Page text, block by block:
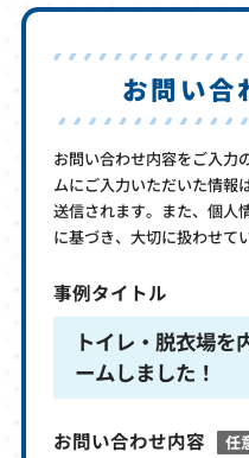
お問い合
お問い合わせ内容をご入力
ムにご入力いただいた情報
送信されます。また、個人
に基づき、大切に扱わせて
事例タイトル
トイレ・脱衣場を
ームしました！
お問い合わせ内容 任